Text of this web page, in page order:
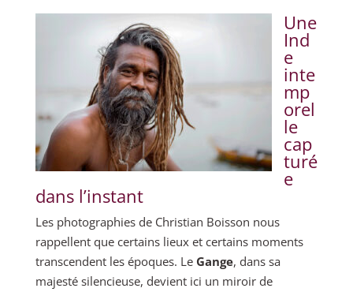
Une
Ind
e
inte
mp
orel
le
cap
turé
e
dans l’instant
Les photographies de Christian Boisson nous
rappellent que certains lieux et certains moments
transcendent les époques. Le Gange, dans sa
majesté silencieuse, devient ici un miroir de